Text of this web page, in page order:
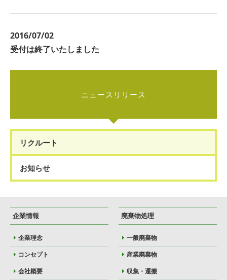
2016/07/02
受付は終了いたしました
ニュースリリース
リクルート
お知らせ
企業情報
企業理念
コンセプト
会社概要
廃棄物処理
一般廃棄物
産業廃棄物
収集・運搬